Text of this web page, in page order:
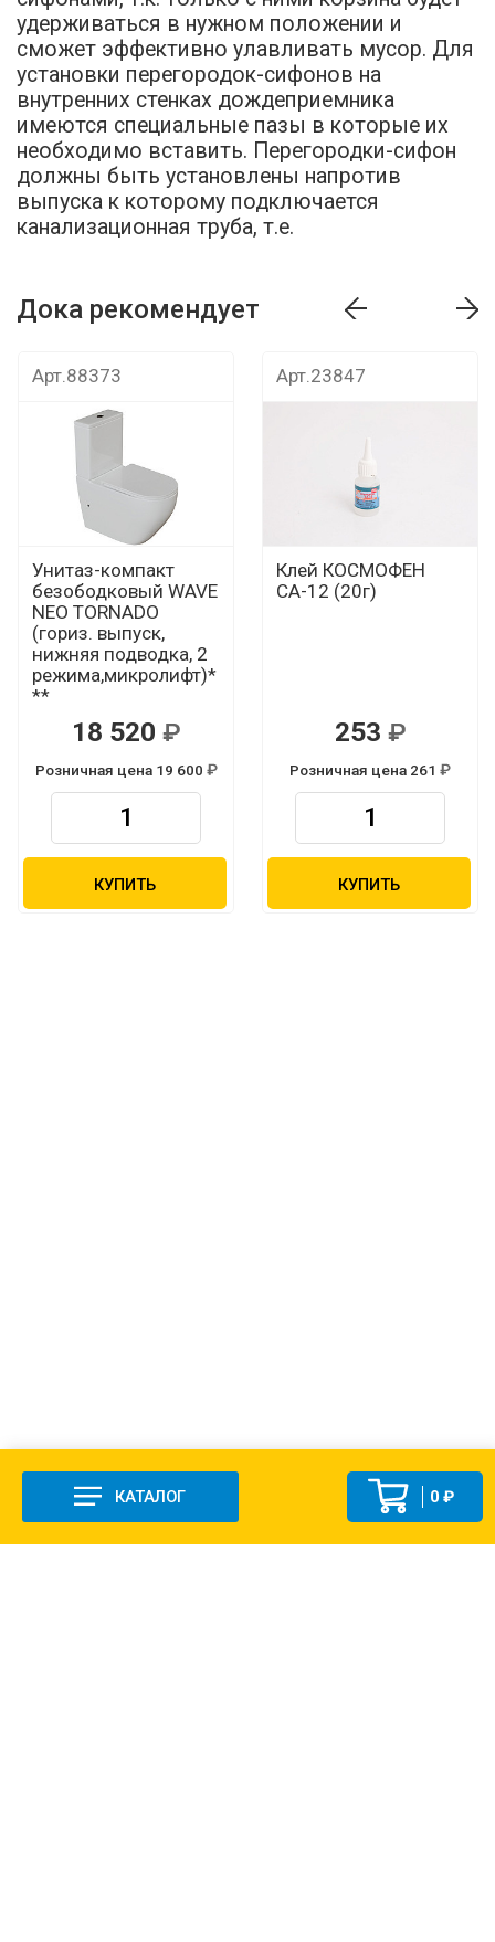
КАТАЛОГ 0 ₽
удерживаться в нужном положении и
сможет эффективно улавливать мусор. Для
установки перегородок-сифонов на
внутренних стенках дождеприемника
имеются специальные пазы в которые их
необходимо вставить. Перегородки-сифон
должны быть установлены напротив
выпуска к которому подключается
канализационная труба, т.е.
Дока рекомендует
Арт.88373
Унитаз-компакт
безободковый WAVE
NEO TORNADO
(гориз. выпуск,
нижняя подводка, 2
режима,микролифт)*
**
18 520
Розничная цена 19 600
КУПИТЬ
Арт.23847
Клей КОСМОФЕН
СА-12 (20г)
253
Розничная цена 261
КУПИТЬ
Р
Р Р
Дока рекомендует Дока